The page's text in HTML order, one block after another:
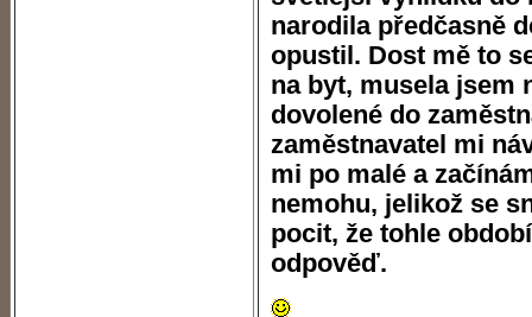
narodila předčasně
opustil. Dost mě to
na byt, musela jsem
dovolené do
zaměstnavatel mi
mi po malé a
nemohu, jelikož se
pocit, že tohle
odpověď.